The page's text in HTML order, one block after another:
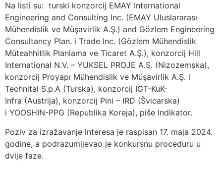
Na listi su: turski konzorcij EMAY International
Engineering and Consulting Inc. (EMAY Uluslararası
Mühendislik ve Müşavirlik A.Ş.) and Gözlem Engineering
Consultancy Plan. i Trade Inc. (Gözlem Mühendislik
Müteahhitlik Planlama ve Ticaret A.Ş.), konzorcij Hill
International N.V. – YUKSEL PROJE A.S. (Nizozemska),
konzorcij Proyapı Mühendislik ve Müşavirlik A.Ş. i
Technital S.p.A (Turska), konzorcij IGT-KuK-
Infra (Austrija), konzorcij Pini – IRD (Švicarska)
i YOOSHIN-PPG (Republika Koreja), piše Indikator.
Poziv za izražavanje interesa je raspisan 17. maja 2024.
godine, a podrazumijevao je konkursnu proceduru u
dvije faze.